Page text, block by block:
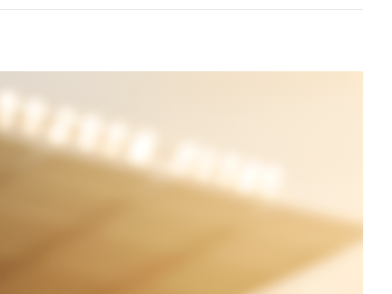
Stoss- & Verankerungslängen
und Mindestabmessungen von
Abbiegeformen - digital
berechnet nach neuer SIA 262